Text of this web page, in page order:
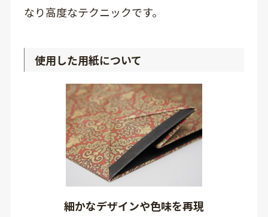
なり高度なテクニックです。
使用した用紙について
細かなデザインや色味を再現